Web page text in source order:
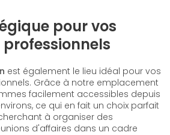
pour vos
est également le lieu idéal pour vos
Grâce à notre emplacement
facilement accessibles depuis
ce qui en fait un choix parfait
à organiser des
d'affaires dans un cadre